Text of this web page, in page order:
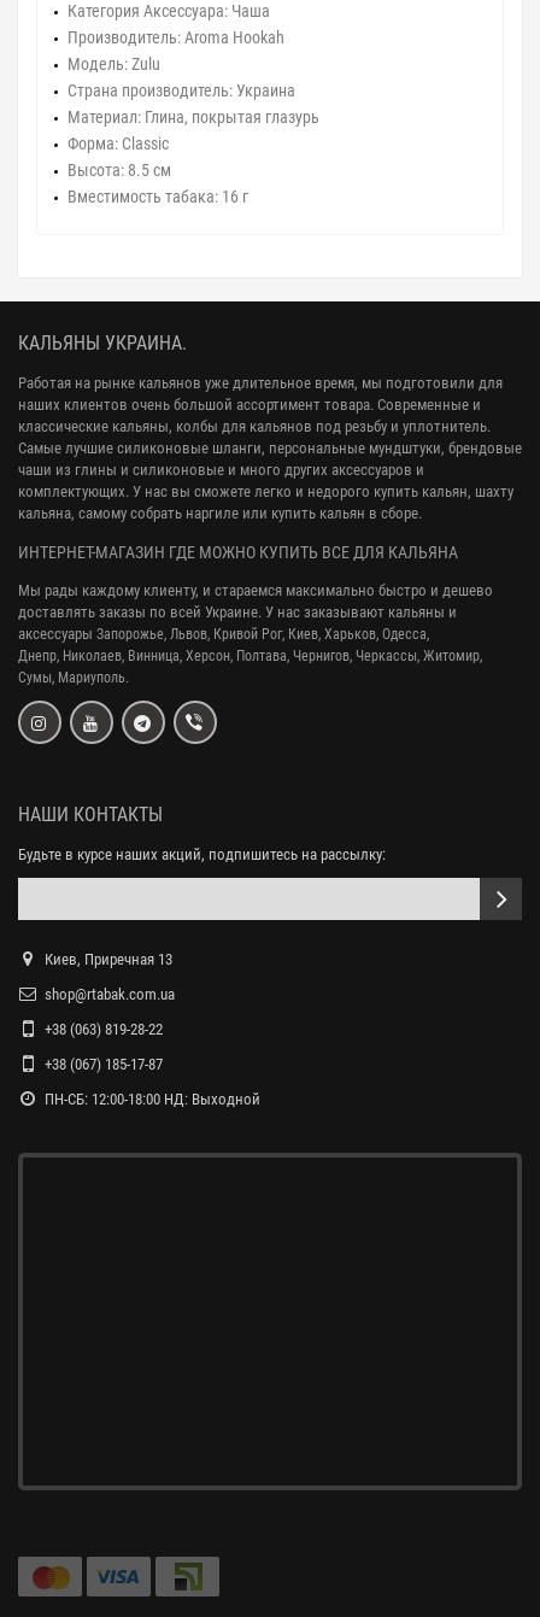
Категория Аксессуара: Чаша
Производитель: Aroma Hookah
Модель: Zulu
Страна производитель: Украина
Материал: Глина, покрытая глазурь
Форма: Classic
Высота: 8.5 см
Вместимость табака: 16 г
КАЛЬЯНЫ УКРАИНА.
Работая на рынке кальянов уже длительное время, мы подготовили для
наших клиентов очень большой ассортимент товара. Современные и
классические кальяны, колбы для кальянов под резьбу и уплотнитель.
Самые лучшие силиконовые шланги, персональные мундштуки, брендовые
чаши из глины и силиконовые и много других аксессуаров и
комплектующих. У нас вы сможете легко и недорого купить кальян, шахту
кальяна, самому собрать наргиле или купить кальян в сборе.
ИНТЕРНЕТ-МАГАЗИН ГДЕ МОЖНО КУПИТЬ ВСЕ ДЛЯ КАЛЬЯНА
Мы рады каждому клиенту, и стараемся максимально быстро и дешево
доставлять заказы по всей Украине. У нас заказывают кальяны и
аксессуары Запорожье, Львов, Кривой Рог, Киев, Харьков, Одесса,
Днепр, Николаев, Винница, Херсон, Полтава, Чернигов, Черкассы, Житомир,
Сумы, Мариуполь.
НАШИ КОНТАКТЫ
Будьте в курсе наших акций, подпишитесь на рассылку:
Киев, Приречная 13
shop@rtabak.com.ua
+38 (063) 819-28-22
+38 (067) 185-17-87
ПН-СБ: 12:00-18:00 НД: Выходной